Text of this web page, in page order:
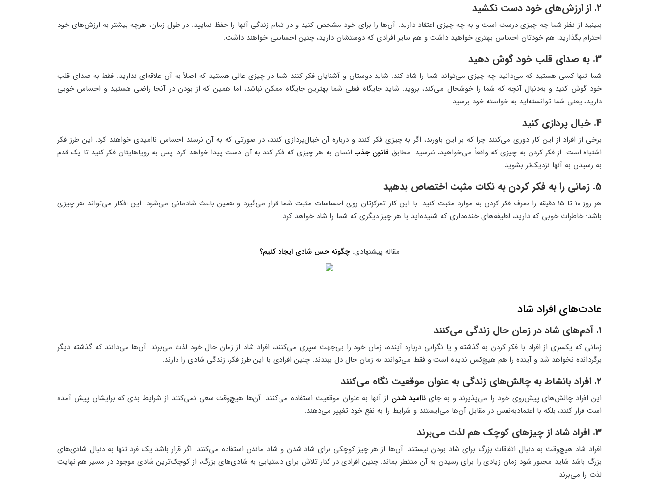
2. از ارزش‌های خود دست نکشید
ببینید از نظر شما چه چیزی درست است و به چه چیزی اعتقاد دارید. آن‌ها را برای خود مشخص کنید و در تمام زندگی آنها را حفظ نمایید. در طول زمان، هرچه بیشتر به ارزش‌های خود
احترام بگذارید، هم خودتان احساس بهتری خواهید داشت و هم سایر افرادی که دوستشان دارید، چنین احساسی خواهند داشت.
3. به صدای قلب خود گوش دهید
شما تنها کسی هستید که می‌دانید چه چیزی می‌تواند شما را شاد کند. شاید دوستان و آشنایان فکر کنند شما در چیزی عالی هستید که اصلاً به آن علاقه‌ای ندارید. فقط به صدای قلب
خود گوش کنید و به‌دنبال آنچه که شما را خوشحال می‌کند، بروید. شاید جایگاه فعلی شما بهترین جایگاه ممکن نباشد، اما همین که از بودن در آنجا راضی هستید و احساس خوبی
دارید، یعنی شما توانسته‌اید به خواسته خود برسید.
4. خیال پردازی کنید
برخی از افراد از این کار دوری می‌کنند چرا که بر این باورند، اگر به چیزی فکر کنند و درباره آن خیال‌پردازی کنند، در صورتی که به آن نرسند احساس ناامیدی خواهند کرد. این طرز فکر
اشتباه است. از فکر کردن به چیزی که واقعاً می‌خواهید، نترسید. مطابق قانون جذبانسان به هر چیزی که فکر کند به آن دست پیدا خواهد کرد. پس به رویاهایتان فکر کنید تا یک قدم
به رسیدن به آنها نزدیک‌تر بشوید.
5. زمانی را به فکر کردن به نکات مثبت اختصاص بدهید
هر روز 10 تا 15 دقیقه را صرف فکر کردن به موارد مثبت کنید. با این کار تمرکزتان روی احساسات مثبت شما قرار می‌گیرد و همین باعث شادمانی می‌شود. این افکار می‌تواند هر چیزی
باشد: خاطرات خوبی که دارید، لطیفه‌های خنده‌داری که شنیده‌اید یا هر چیز دیگری که شما را شاد خواهد کرد.
مقاله پیشنهادی:چگونه حس شادی ایجاد کنیم؟
عادت‌های افراد شاد
1. آدم‌های شاد در زمان حال زندگی می‌کنند
زمانی که یکسری از افراد با فکر کردن به گذشته و یا نگرانی درباره آینده، زمان خود را بی‌جهت سپری می‌کنند، افراد شاد از زمان حال خود لذت می‌برند. آن‌ها می‌دانند که گذشته دیگر
برگردانده نخواهد شد و آینده را هم هیچ‌کس ندیده است و فقط می‌توانند به زمان حال دل ببندند. چنین افرادی با این طرز فکر، زندگی شادی را دارند.
2. افراد بانشاط به چالش‌های زندگی به عنوان موقعیت نگاه می‌کنند
این افراد چالش‌های پیش‌روی خود را می‌پذیرند و به جایناامید شدن از آنها به عنوان موقعیت استفاده می‌کنند. آن‌ها هیچ‌وقت سعی نمی‌کنند از شرایط بدی که برایشان پیش آمده
است فرار کنند، بلکه با اعتمادبه‌نفس در مقابل آن‌ها می‌ایستند و شرایط را به نفع خود تغییر می‌دهند.
3. افراد شاد از چیزهای کوچک هم لذت می‌برند
افراد شاد هیچ‌وقت به دنبال اتفاقات بزرگ برای شاد بودن نیستند. آن‌ها از هر چیز کوچکی برای شاد شدن و شاد ماندن استفاده می‌کنند. اگر قرار باشد یک فرد تنها به دنبال شادی‌های
بزرگ باشد شاید مجبور شود زمان زیادی را برای رسیدن به آن منتظر بماند. چنین افرادی در کنار تلاش برای دستیابی به شادی‌های بزرگ، از کوچک‌ترین شادی موجود در مسیر هم نهایت
لذت را می‌برند.